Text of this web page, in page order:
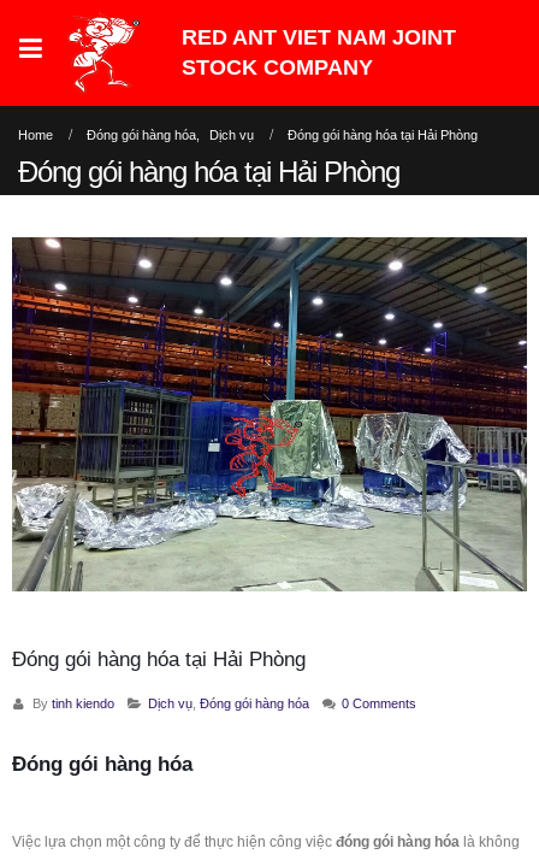
Home Đóng gói hàng hóa Dịch vụ Đóng gói hàng hóa tại Hải Phòng
Đóng gói hàng hóa tại Hải Phòng
Đóng gói hàng hóa tại Hải Phòng
By tinh kiendo Dịch vụ, Đóng gói hàng hóa 0 Comments
Đóng gói hàng hóa
Việc lựa chọn một công ty để thực hiện công việc đóng gói hàng hóa là không